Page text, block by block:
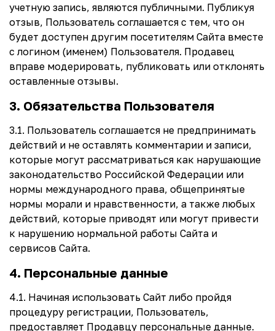
учетную запись, являются публичными. Публикуя
отзыв, Пользователь соглашается с тем, что он
будет доступен другим посетителям Сайта вместе
с логином (именем) Пользователя. Продавец
вправе модерировать, публиковать или отклонять
оставленные отзывы.
3. Обязательства Пользователя
3.1. Пользователь соглашается не предпринимать
действий и не оставлять комментарии и записи,
которые могут рассматриваться как нарушающие
законодательство Российской Федерации или
нормы международного права, общепринятые
нормы морали и нравственности, а также любых
действий, которые приводят или могут привести
к нарушению нормальной работы Сайта и
сервисов Сайта.
4. Персональные данные
4.1. Начиная использовать Сайт либо пройдя
процедуру регистрации, Пользователь,
предоставляет Продавцу персональные данные.